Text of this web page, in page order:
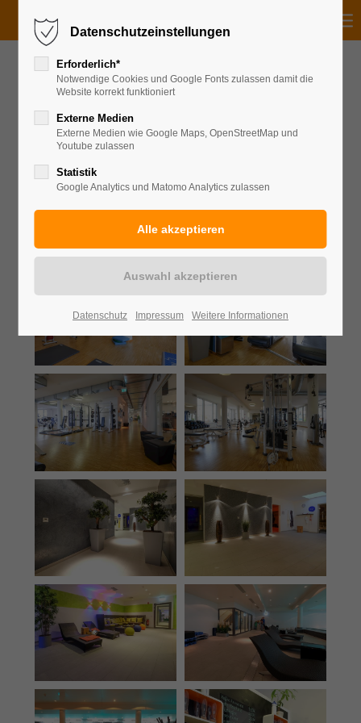
AMBIANCE Sports & Spa
Pasing
Datenschutzeinstellungen
Erforderlich*
Notwendige Cookies und Google Fonts zulassen damit die
Website korrekt funktioniert
Externe Medien
Externe Medien wie Google Maps, OpenStreetMap und
Youtube zulassen
Statistik
Google Analytics und Matomo Analytics zulassen
Datenschutz Impressum Weitere Informationen